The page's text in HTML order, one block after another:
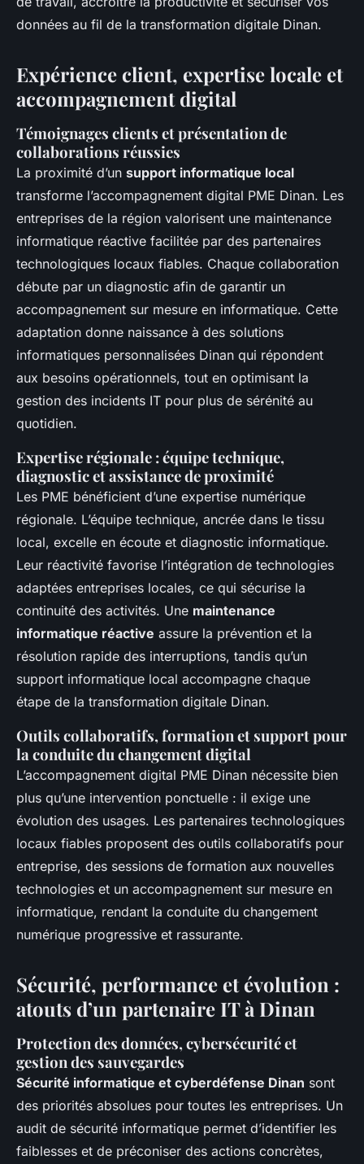
données au fil de la transformation digitale Dinan.
Expérience client, expertise locale et
accompagnement digital
Témoignages clients et présentation de
collaborations réussies
La proximité d’un support informatique local
transforme l’accompagnement digital PME Dinan. Les
entreprises de la région valorisent une maintenance
informatique réactive facilitée par des partenaires
technologiques locaux fiables. Chaque collaboration
débute par un diagnostic afin de garantir un
accompagnement sur mesure en informatique. Cette
adaptation donne naissance à des solutions
informatiques personnalisées Dinan qui répondent
aux besoins opérationnels, tout en optimisant la
gestion des incidents IT pour plus de sérénité au
quotidien.
Expertise régionale : équipe technique,
diagnostic et assistance de proximité
Les PME bénéficient d’une expertise numérique
régionale. L’équipe technique, ancrée dans le tissu
local, excelle en écoute et diagnostic informatique.
Leur réactivité favorise l’intégration de technologies
adaptées entreprises locales, ce qui sécurise la
continuité des activités. Une maintenance
informatique réactive assure la prévention et la
résolution rapide des interruptions, tandis qu’un
support informatique local accompagne chaque
étape de la transformation digitale Dinan.
Outils collaboratifs, formation et support pour
la conduite du changement digital
L’accompagnement digital PME Dinan nécessite bien
plus qu’une intervention ponctuelle : il exige une
évolution des usages. Les partenaires technologiques
locaux fiables proposent des outils collaboratifs pour
entreprise, des sessions de formation aux nouvelles
technologies et un accompagnement sur mesure en
informatique, rendant la conduite du changement
numérique progressive et rassurante.
Sécurité, performance et évolution :
atouts d’un partenaire IT à Dinan
Protection des données, cybersécurité et
gestion des sauvegardes
Sécurité informatique et cyberdéfense Dinan sont
des priorités absolues pour toutes les entreprises. Un
audit de sécurité informatique permet d’identifier les
faiblesses et de préconiser des actions concrètes,